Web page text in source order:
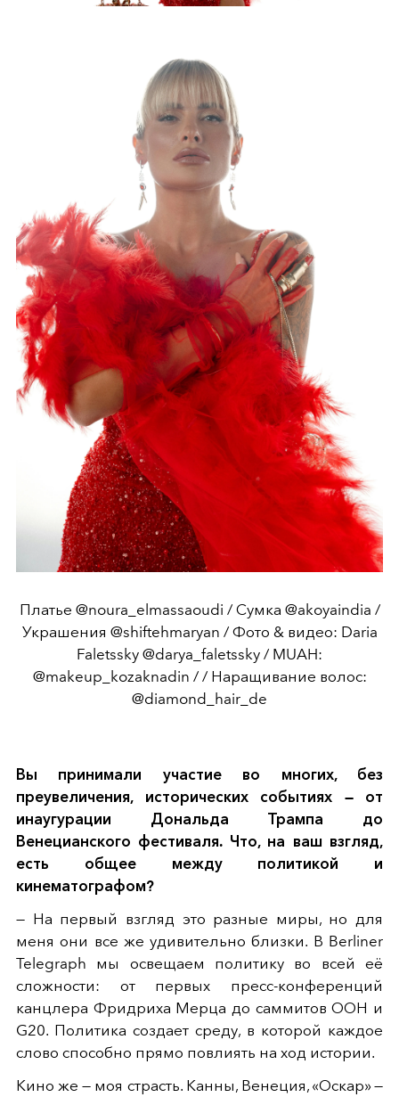
Платье @noura_elmassaoudi / Сумка @akoyaindia /
Украшения @shiftehmaryan / Фото & видео: Daria
Faletssky @darya_faletssky / MUAH:
@makeup_kozaknadin / / Наращивание волос:
@diamond_hair_de
Вы принимали участие во многих, без
преувеличения, исторических событиях — от
инаугурации Дональда Трампа до
Венецианского фестиваля. Что, на ваш взгляд,
есть общее между политикой и
кинематографом?
— На первый взгляд это разные миры, но для
меня они все же удивительно близки. В Berliner
Telegraph мы освещаем политику во всей её
сложности: от первых пресс-конференций
канцлера Фридриха Мерца до саммитов ООН и
G20. Политика создает среду, в которой каждое
слово способно прямо повлиять на ход истории.
Кино же — моя страсть. Канны, Венеция, «Оскар» —